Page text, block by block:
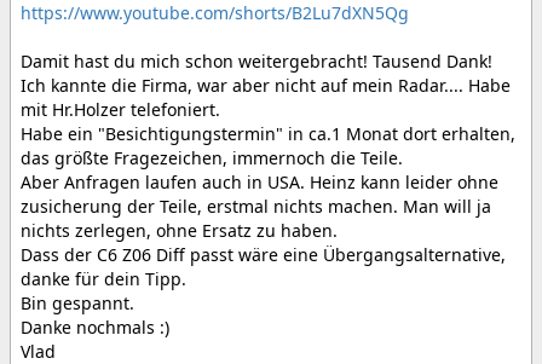
https://www.youtube.com/shorts/B2Lu7dXN5Qg
Damit hast du mich schon weitergebracht! Tausend Dank!
Ich kannte die Firma, war aber nicht auf mein Radar.... Habe
mit Hr.Holzer telefoniert.
Habe ein "Besichtigungstermin" in ca.1 Monat dort erhalten,
das größte Fragezeichen, immernoch die Teile.
Aber Anfragen laufen auch in USA. Heinz kann leider ohne
zusicherung der Teile, erstmal nichts machen. Man will ja
nichts zerlegen, ohne Ersatz zu haben.
Dass der C6 Z06 Diff passt wäre eine Übergangsalternative,
danke für dein Tipp.
Bin gespannt.
Danke nochmals :)
Vlad